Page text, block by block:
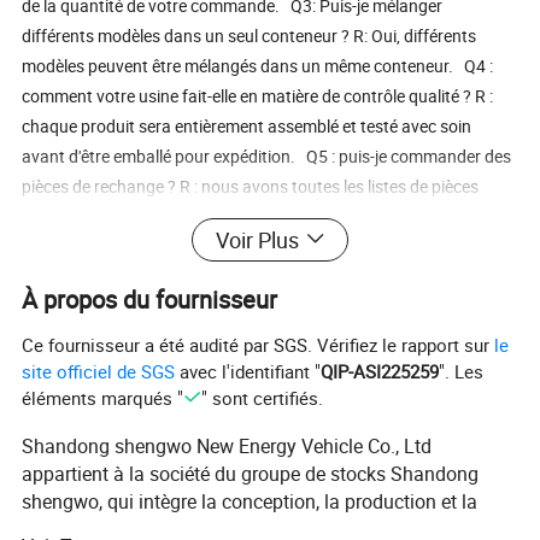
de la quantité de votre commande. Q3: Puis-je mélanger
différents modèles dans un seul conteneur ? R: Oui, différents
modèles peuvent être mélangés dans un même conteneur. Q4 :
comment votre usine fait-elle en matière de contrôle qualité ? R :
chaque produit sera entièrement assemblé et testé avec soin
avant d'être emballé pour expédition. Q5 : puis-je commander des
pièces de rechange ? R : nous avons toutes les listes de pièces
disponibles pour nos modèles.
Voir Plus
À propos du fournisseur
Ce fournisseur a été audité par SGS. Vérifiez le rapport sur le
site officiel de SGS avec l'identifiant "QIP-ASI225259". Les
éléments marqués "
" sont certifiés.
Shandong shengwo New Energy Vehicle Co., Ltd
appartient à la société du groupe de stocks Shandong
shengwo, qui intègre la conception, la production et la